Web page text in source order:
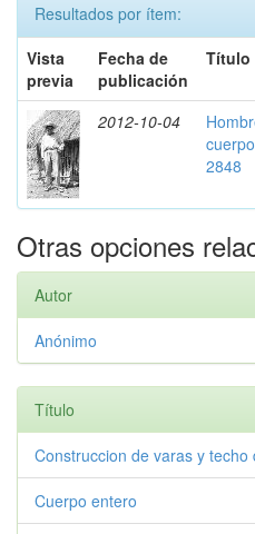
Resultados por ítem:
Vista
previa
Fecha de
publicación
Título
2012-10-04
2848
Otras opciones
Autor
Anónimo
Título
Construccion de varas y techo
Cuerpo entero